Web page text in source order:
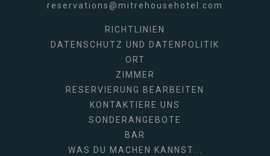
reservations@mitrehousehotel.com
RICHTLINIEN
DATENSCHUTZ UND DATENPOLITIK
ORT
ZIMMER
RESERVIERUNG BEARBEITEN
KONTAKTIERE UNS
SONDERANGEBOTE
BAR
WAS DU MACHEN KANNST...